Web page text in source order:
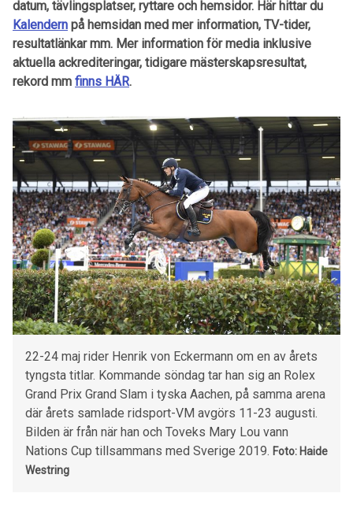
datum, tävlingsplatser, ryttare och hemsidor. Här hittar du
Kalendern på hemsidan med mer information, TV-tider,
resultatlänkar mm. Mer information för media inklusive
aktuella ackrediteringar, tidigare mästerskapsresultat,
rekord mm finns HÄR.
22-24 maj rider Henrik von Eckermann om en av årets
tyngsta titlar. Kommande söndag tar han sig an Rolex
Grand Prix Grand Slam i tyska Aachen, på samma arena
där årets samlade ridsport-VM avgörs 11-23 augusti.
Bilden är från när han och Toveks Mary Lou vann
Nations Cup tillsammans med Sverige 2019. Foto: Haide
Westring